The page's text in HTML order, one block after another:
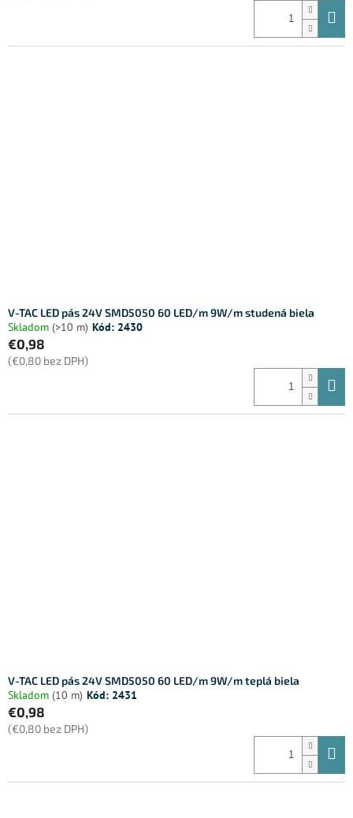
V-TAC LED pás 24V SMD5050 60 LED/m 9W/m studená biela
Skladom (>10 m) Kód: 2430
€0,98
(€0,80 bez DPH)
V-TAC LED pás 24V SMD5050 60 LED/m 9W/m teplá biela
Skladom (10 m) Kód: 2431
€0,98
(€0,80 bez DPH)